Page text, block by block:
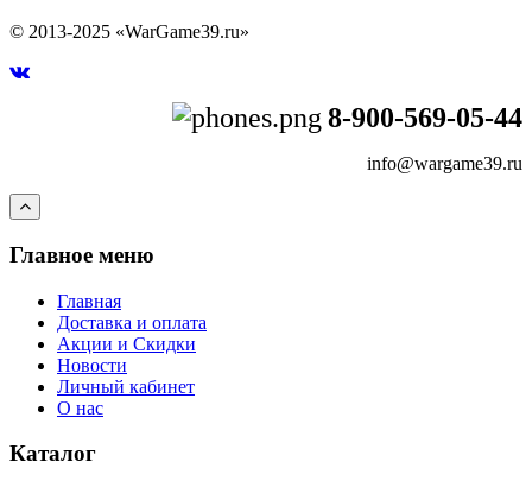
© 2013-2025 «WarGame39.ru»
8-900-569-05-44
info@wargame39.ru
Главное меню
Главная
Доставка и оплата
Акции и Скидки
Новости
Личный кабинет
О нас
Каталог